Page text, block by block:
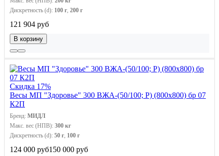
Дискретность (d): 100 г, 200 г
121 904 руб
В корзину
Скидка 17%
Весы МП "Здоровье" 300 ВЖА-(50/100; Р) (800х800) бр 07
К2П
Бренд: МИДЛ
Макс. вес (НПВ): 300 кг
Дискретность (d): 50 г, 100 г
124 000 руб150 000 руб